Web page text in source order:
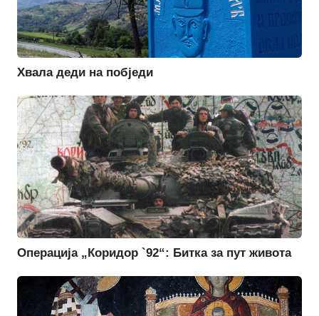
Хвала деди на побједи
Операција „Коридор `92“: Битка за пут живота